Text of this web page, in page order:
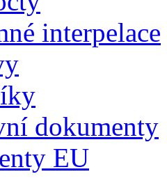
interpelace
dokumenty
EU